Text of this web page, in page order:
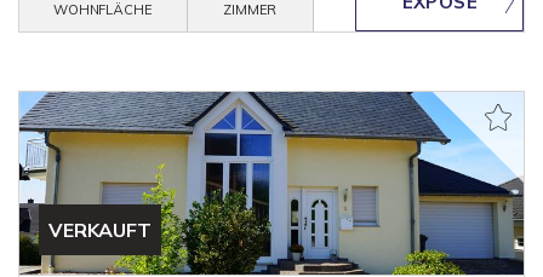
WOHNFLÄCHE
ZIMMER
VERKAUFT